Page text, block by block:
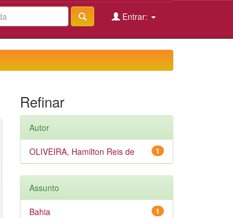
Entrar:
Refinar
Autor
1
OLIVEIRA, Hamilton Reis de
Assunto
1
Bahia